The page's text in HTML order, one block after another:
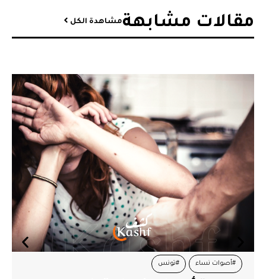
مقالات مشابهة​مشاهدة الكل
#أصوات نساء #تونس